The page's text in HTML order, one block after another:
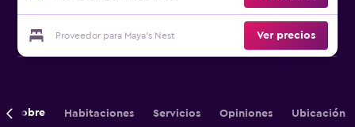
Proveedor para Maya's Nest Ver precios
Sobre Habitaciones Servicios Opiniones Ubicación